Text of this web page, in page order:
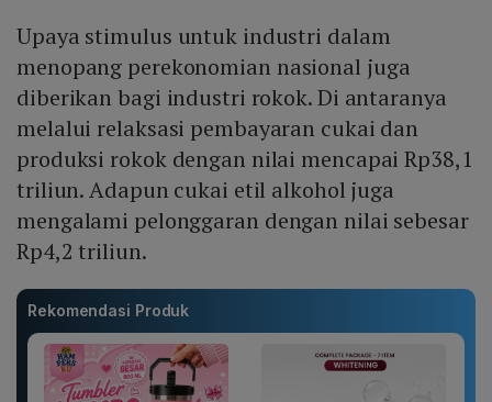
Upaya stimulus untuk industri dalam
menopang perekonomian nasional juga
diberikan bagi industri rokok. Di antaranya
melalui relaksasi pembayaran cukai dan
produksi rokok dengan nilai mencapai Rp38,1
triliun. Adapun cukai etil alkohol juga
mengalami pelonggaran dengan nilai sebesar
Rp4,2 triliun.
Rekomendasi Produk